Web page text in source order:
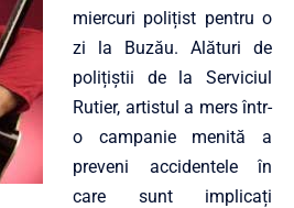
miercuri polițist pentru o
zi la Buzău. Alături de
polițiștii de la Serviciul
Rutier, artistul a mers într-
o campanie menită a
preveni accidentele în
care sunt implicați